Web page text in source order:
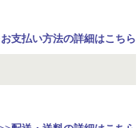
お支払い方法の詳細はこちら